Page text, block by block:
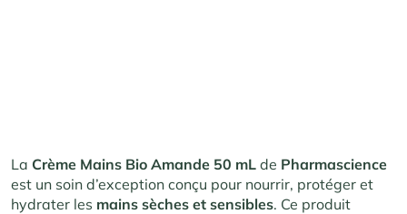
La Crème Mains Bio Amande 50 mL de Pharmascience
est un soin d’exception conçu pour nourrir, protéger et
hydrater les mains sèches et sensibles. Ce produit